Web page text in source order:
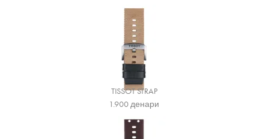
TISSOT STRAP
1.900денари